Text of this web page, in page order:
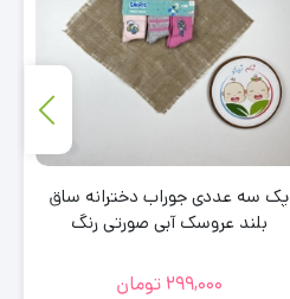
جوراب طرح دو رنگ ساق بلند سفید
رنگ – 4 تا 6 سال
49,000 تومان